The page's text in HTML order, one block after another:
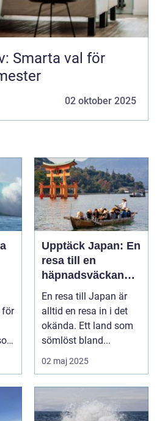
Smarta val för
02 oktober 2025
för
Upptäck Japan: En
resa till en
häpnadsväckande
kultur och natur
En resa till Japan är
alltid en resa in i det
okända. Ett land som
sömlöst bland...
02 maj 2025